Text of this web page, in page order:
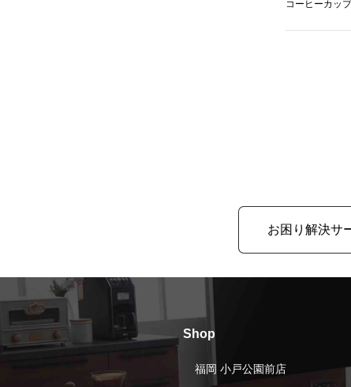
コーヒーカッ
お困り解決サ
Shop
福岡 小戸公園前店